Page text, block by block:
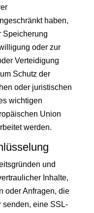
haben,
Speicherung
oder zur
Verteidigung
Schutz der
oder juristischen
wichtigen
Union
werden.
und
Inhalte,
oder Anfragen, die
senden, eine SSL-